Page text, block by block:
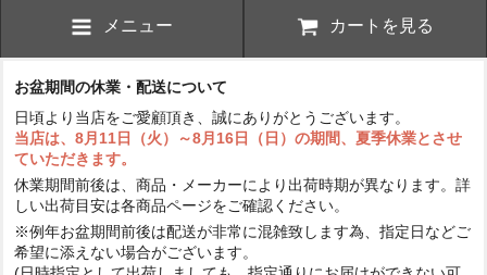
メニュー カートを見る
お盆期間の休業・配送について
日頃より当店をご愛顧頂き、誠にありがとうございます。
当店は、8月11日（火）～8月16日（日）の期間、夏季休業とさせ
ていただきます。
休業期間前後は、商品・メーカーにより出荷時期が異なります。詳
しい出荷目安は各商品ページをご確認ください。
※例年お盆期間前後は配送が非常に混雑致します為、指定日などご
希望に添えない場合がございます。